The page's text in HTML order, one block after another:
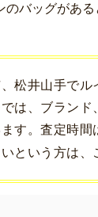
のバッグがあ
松井山手でル
では、ブラン
ます。査定時
という方は、